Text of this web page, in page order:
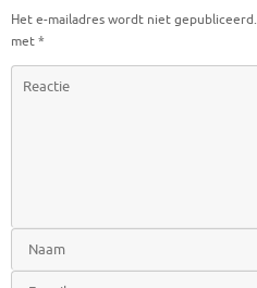
Het e-mailadres wordt niet gepubliceerd.
met*